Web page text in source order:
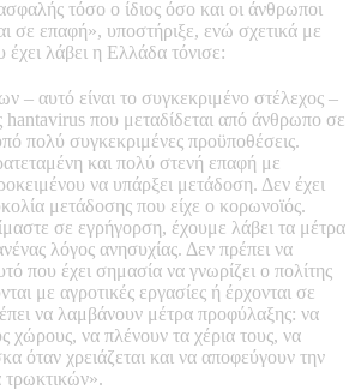
τόσο ο ίδιος όσο και οι άνθρωποι
σε επαφή», υποστήριξε, ενώ σχετικά με
έχει λάβει η Ελλάδα τόνισε:
– αυτό είναι το συγκεκριμένο στέλεχος –
hantavirus που μεταδίδεται από άνθρωπο σε
πολύ συγκεκριμένες προϋποθέσεις.
και πολύ στενή επαφή με
να υπάρξει μετάδοση. Δεν έχει
μετάδοσης που είχε ο κορωνοϊός.
σε εγρήγορση, έχουμε λάβει τα μέτρα
λόγος ανησυχίας. Δεν πρέπει να
που έχει σημασία να γνωρίζει ο πολίτης
με αγροτικές εργασίες ή έρχονται σε
να λαμβάνουν μέτρα προφύλαξης: να
χώρους, να πλένουν τα χέρια τους, να
όταν χρειάζεται και να αποφεύγουν την
τρωκτικών».